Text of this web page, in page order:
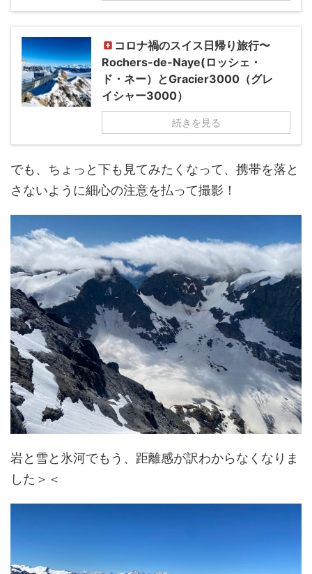
コロナ禍のスイス日帰り旅行〜
Rochers-de-Naye(ロッシェ・
ド・ネー）とGracier3000（グレ
イシャー3000）
続きを見る
でも、ちょっと下も見てみたくなって、携帯を落と
さないように細心の注意を払って撮影！
岩と雪と氷河でもう、距離感が訳わからなくなりま
した＞＜